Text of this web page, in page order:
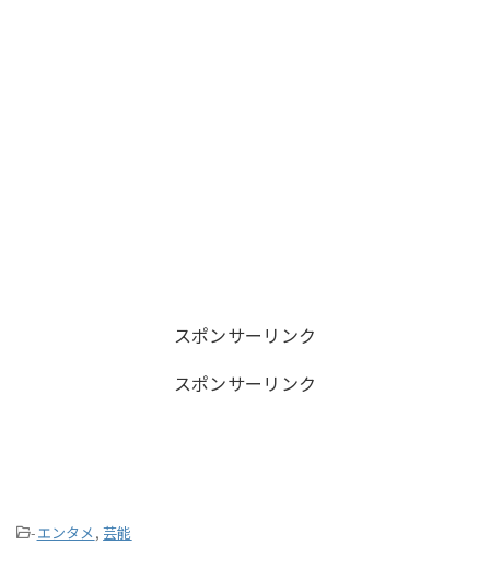
スポンサーリンク
スポンサーリンク
-エンタメ,芸能